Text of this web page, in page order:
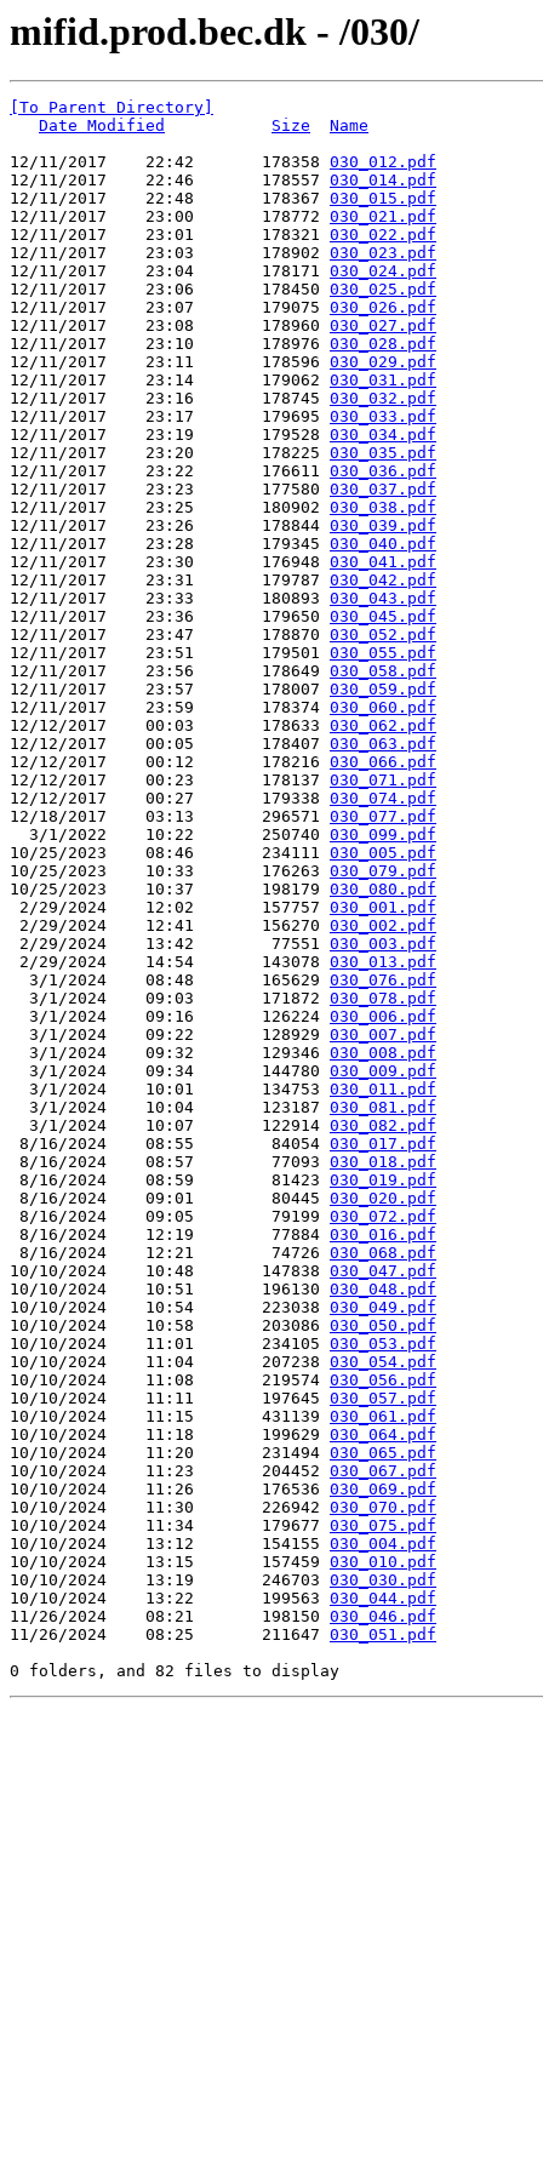
mifid.prod.bec.dk - /030/
[To Parent Directory]
Date Modified
Size
Name
12/11/2017    22:42       178358 030_012.pdf
12/11/2017    22:46       178557 030_014.pdf
12/11/2017    22:48       178367 030_015.pdf
12/11/2017    23:00       178772 030_021.pdf
12/11/2017    23:01       178321 030_022.pdf
12/11/2017    23:03       178902 030_023.pdf
12/11/2017    23:04       178171 030_024.pdf
12/11/2017    23:06       178450 030_025.pdf
12/11/2017    23:07       179075 030_026.pdf
12/11/2017    23:08       178960 030_027.pdf
12/11/2017    23:10       178976 030_028.pdf
12/11/2017    23:11       178596 030_029.pdf
12/11/2017    23:14       179062 030_031.pdf
12/11/2017    23:16       178745 030_032.pdf
12/11/2017    23:17       179695 030_033.pdf
12/11/2017    23:19       179528 030_034.pdf
12/11/2017    23:20       178225 030_035.pdf
12/11/2017    23:22       176611 030_036.pdf
12/11/2017    23:23       177580 030_037.pdf
12/11/2017    23:25       180902 030_038.pdf
12/11/2017    23:26       178844 030_039.pdf
12/11/2017    23:28       179345 030_040.pdf
12/11/2017    23:30       176948 030_041.pdf
12/11/2017    23:31       179787 030_042.pdf
12/11/2017    23:33       180893 030_043.pdf
12/11/2017    23:36       179650 030_045.pdf
12/11/2017    23:47       178870 030_052.pdf
12/11/2017    23:51       179501 030_055.pdf
12/11/2017    23:56       178649 030_058.pdf
12/11/2017    23:57       178007 030_059.pdf
12/11/2017    23:59       178374 030_060.pdf
12/12/2017    00:03       178633 030_062.pdf
12/12/2017    00:05       178407 030_063.pdf
12/12/2017    00:12       178216 030_066.pdf
12/12/2017    00:23       178137 030_071.pdf
12/12/2017    00:27       179338 030_074.pdf
12/18/2017    03:13       296571 030_077.pdf
3/1/2022    10:22       250740 030_099.pdf
10/25/2023    08:46       234111 030_005.pdf
10/25/2023    10:33       176263 030_079.pdf
10/25/2023    10:37       198179 030_080.pdf
2/29/2024    12:02       157757 030_001.pdf
2/29/2024    12:41       156270 030_002.pdf
2/29/2024    13:42        77551 030_003.pdf
2/29/2024    14:54       143078 030_013.pdf
3/1/2024    08:48       165629 030_076.pdf
3/1/2024    09:03       171872 030_078.pdf
3/1/2024    09:16       126224 030_006.pdf
3/1/2024    09:22       128929 030_007.pdf
3/1/2024    09:32       129346 030_008.pdf
3/1/2024    09:34       144780 030_009.pdf
3/1/2024    10:01       134753 030_011.pdf
3/1/2024    10:04       123187 030_081.pdf
3/1/2024    10:07       122914 030_082.pdf
8/16/2024    08:55        84054 030_017.pdf
8/16/2024    08:57        77093 030_018.pdf
8/16/2024    08:59        81423 030_019.pdf
8/16/2024    09:01        80445 030_020.pdf
8/16/2024    09:05        79199 030_072.pdf
8/16/2024    12:19        77884 030_016.pdf
8/16/2024    12:21        74726 030_068.pdf
10/10/2024    10:48       147838 030_047.pdf
10/10/2024    10:51       196130 030_048.pdf
10/10/2024    10:54       223038 030_049.pdf
10/10/2024    10:58       203086 030_050.pdf
10/10/2024    11:01       234105 030_053.pdf
10/10/2024    11:04       207238 030_054.pdf
10/10/2024    11:08       219574 030_056.pdf
10/10/2024    11:11       197645 030_057.pdf
10/10/2024    11:15       431139 030_061.pdf
10/10/2024    11:18       199629 030_064.pdf
10/10/2024    11:20       231494 030_065.pdf
10/10/2024    11:23       204452 030_067.pdf
10/10/2024    11:26       176536 030_069.pdf
10/10/2024    11:30       226942 030_070.pdf
10/10/2024    11:34       179677 030_075.pdf
10/10/2024    13:12       154155 030_004.pdf
10/10/2024    13:15       157459 030_010.pdf
10/10/2024    13:19       246703 030_030.pdf
10/10/2024    13:22       199563 030_044.pdf
11/26/2024    08:21       198150 030_046.pdf
11/26/2024    08:25       211647 030_051.pdf
0 folders, and 82 files to display